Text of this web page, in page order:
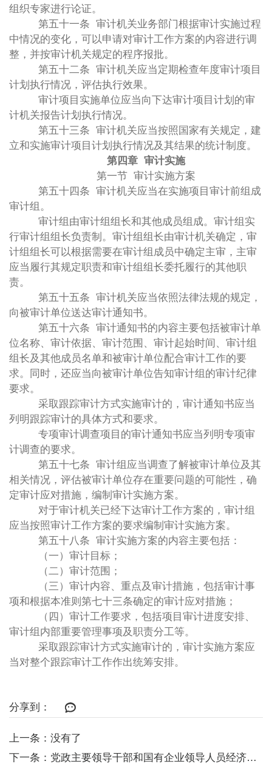
组织专家进行论证。
第五十一条 审计机关业务部门根据审计实施过程
中情况的变化，可以申请对审计工作方案的内容进行调
整，并按审计机关规定的程序报批。
第五十二条 审计机关应当定期检查年度审计项目
计划执行情况，评估执行效果。
审计项目实施单位应当向下达审计项目计划的审
计机关报告计划执行情况。
第五十三条 审计机关应当按照国家有关规定，建
立和实施审计项目计划执行情况及其结果的统计制度。
第四章 审计实施
第一节 审计实施方案
第五十四条 审计机关应当在实施项目审计前组成
审计组。
审计组由审计组组长和其他成员组成。审计组实
行审计组组长负责制。审计组组长由审计机关确定，审
计组组长可以根据需要在审计组成员中确定主审，主审
应当履行其规定职责和审计组组长委托履行的其他职
责。
第五十五条 审计机关应当依照法律法规的规定，
向被审计单位送达审计通知书。
第五十六条 审计通知书的内容主要包括被审计单
位名称、审计依据、审计范围、审计起始时间、审计组
组长及其他成员名单和被审计单位配合审计工作的要
求。同时，还应当向被审计单位告知审计组的审计纪律
要求。
采取跟踪审计方式实施审计的，审计通知书应当
列明跟踪审计的具体方式和要求。
专项审计调查项目的审计通知书应当列明专项审
计调查的要求。
第五十七条 审计组应当调查了解被审计单位及其
相关情况，评估被审计单位存在重要问题的可能性，确
定审计应对措施，编制审计实施方案。
对于审计机关已经下达审计工作方案的，审计组
应当按照审计工作方案的要求编制审计实施方案。
第五十八条 审计实施方案的内容主要包括：
（一）审计目标；
（二）审计范围；
（三）审计内容、重点及审计措施，包括审计事
项和根据本准则第七十三条确定的审计应对措施；
（四）审计工作要求，包括项目审计进度安排、
审计组内部重要管理事项及职责分工等。
采取跟踪审计方式实施审计的，审计实施方案应
当对整个跟踪审计工作作出统筹安排。
分享到：
上一条：没有了
下一条：党政主要领导干部和国有企业领导人员经济责任审计规定